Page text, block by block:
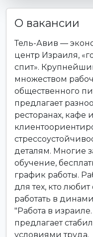
О вакансии
Тель-Авив —
центр Израиля,
спит».
множеством
общественного
предлагает
ресторанах, кафе
деталям. Многие
обучение,
график работы.
для тех, кто
работать в
"Работа в
предлагает
условиями труда.